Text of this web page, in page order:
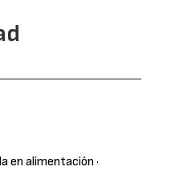
en alimentación ·